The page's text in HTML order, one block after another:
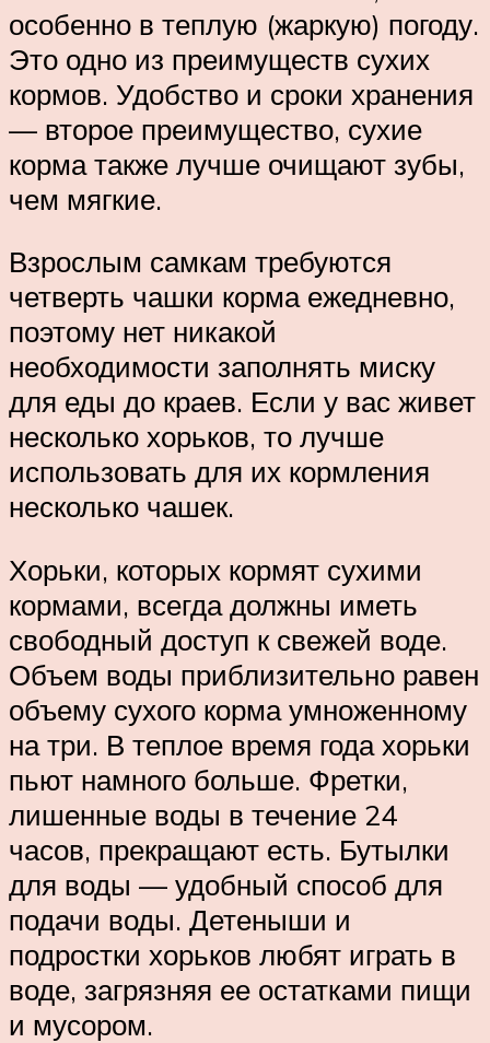
особенно в теплую (жаркую) погоду.
Это одно из преимуществ сухих
кормов. Удобство и сроки хранения
— второе преимущество, сухие
корма также лучше очищают зубы,
чем мягкие.
Взрослым самкам требуются
четверть чашки корма ежедневно,
поэтому нет никакой
необходимости заполнять миску
для еды до краев. Если у вас живет
несколько хорьков, то лучше
использовать для их кормления
несколько чашек.
Хорьки, которых кормят сухими
кормами, всегда должны иметь
свободный доступ к свежей воде.
Объем воды приблизительно равен
объему сухого корма умноженному
на три. В теплое время года хорьки
пьют намного больше. Фретки,
лишенные воды в течение 24
часов, прекращают есть. Бутылки
для воды — удобный способ для
подачи воды. Детеныши и
подростки хорьков любят играть в
воде, загрязняя ее остатками пищи
и мусором.